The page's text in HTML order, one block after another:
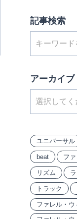
記事検索
アーカイブ
ユニバーサル
beat フ
リズム
トラック
ファレル・ウ